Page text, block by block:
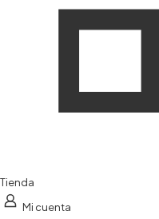
Tienda
Mi cuenta